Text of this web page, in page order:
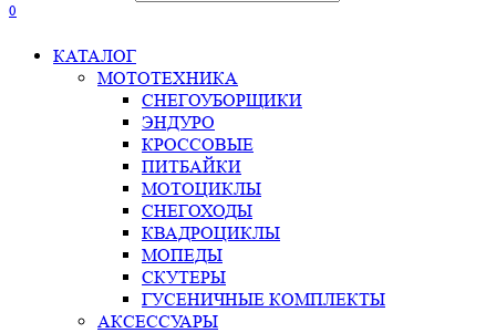
0
КАТАЛОГ
МОТОТЕХНИКА
СНЕГОУБОРЩИКИ
ЭНДУРО
КРОССОВЫЕ
ПИТБАЙКИ
МОТОЦИКЛЫ
СНЕГОХОДЫ
КВАДРОЦИКЛЫ
МОПЕДЫ
СКУТЕРЫ
ГУСЕНИЧНЫЕ КОМПЛЕКТЫ
АКСЕССУАРЫ